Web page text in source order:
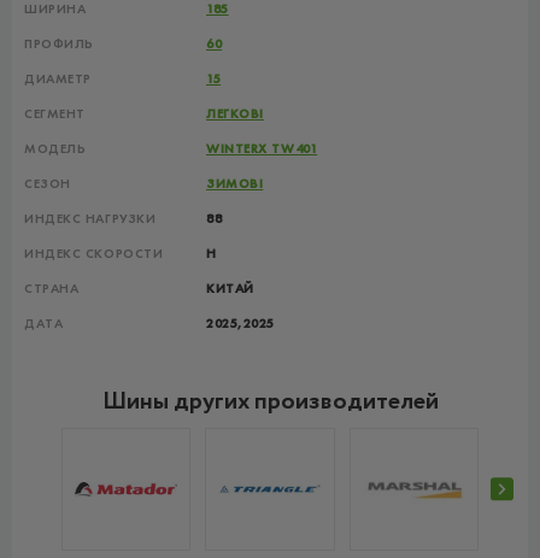
ШИРИНА 185
ПРОФИЛЬ 60
ДИАМЕТР 15
СЕГМЕНТ ЛЕГКОВІ
МОДЕЛЬ WINTERX TW401
СЕЗОН ЗИМОВІ
ИНДЕКС НАГРУЗКИ 88
ИНДЕКС СКОРОСТИ H
СТРАНА КИТАЙ
ДАТА 2025,2025
Шины других производителей